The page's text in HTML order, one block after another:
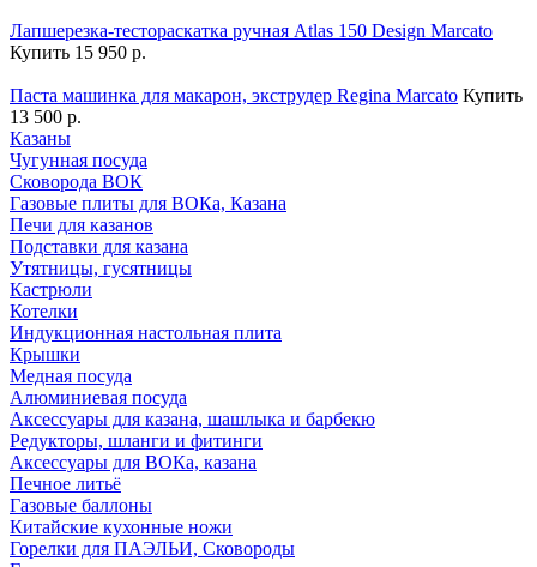
Лапшерезка-тестораскатка ручная Atlas 150 Design Marcato
Купить 15 950 р.
Паста машинка для макарон, экструдер Regina Marcato Купить
13 500 р.
Казаны
Чугунная посуда
Сковорода ВОК
Газовые плиты для ВОКа, Казана
Печи для казанов
Подставки для казана
Утятницы, гусятницы
Кастрюли
Котелки
Индукционная настольная плита
Крышки
Медная посуда
Алюминиевая посуда
Аксессуары для казана, шашлыка и барбекю
Редукторы, шланги и фитинги
Аксессуары для ВОКа, казана
Печное литьё
Газовые баллоны
Китайские кухонные ножи
Горелки для ПАЭЛЬИ, Сковороды